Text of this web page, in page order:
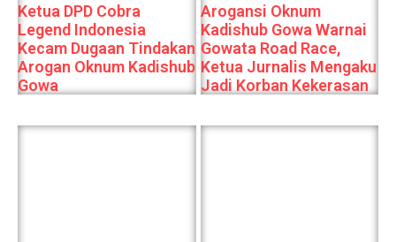
Ketua DPD Cobra
Legend Indonesia
Kecam Dugaan Tindakan
Arogan Oknum Kadishub
Gowa
Arogansi Oknum
Kadishub Gowa Warnai
Gowata Road Race,
Ketua Jurnalis Mengaku
Jadi Korban Kekerasan